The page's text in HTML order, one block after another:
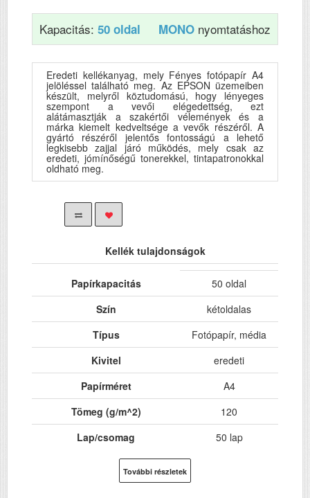
Kapacitás: 50 oldal MONO nyomtatáshoz
Eredeti kellékanyag, mely Fényes fotópapír A4
jelöléssel található meg. Az EPSON üzemeiben
készült, melyről köztudomású, hogy lényeges
szempont a vevői elégedettség, ezt
alátámasztják a szakértői vélemények és a
márka kiemelt kedveltsége a vevők részéről. A
gyártó részéről jelentős fontosságú a lehető
legkisebb zajjal járó működés, mely csak az
eredeti, jómínőségű tonerekkel, tintapatronokkal
oldható meg.
Kellék tulajdonságok
Papírkapacitás
50 oldal
Szín
kétoldalas
Típus
Fotópapír, média
Kivitel
eredeti
Papírméret
A4
Tömeg (g/m^2)
120
Lap/csomag
50 lap
További részletek